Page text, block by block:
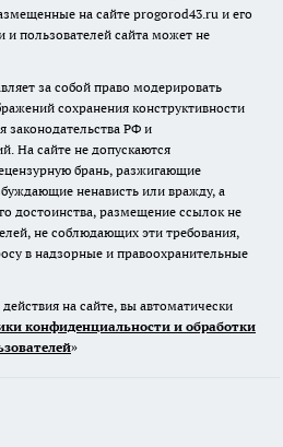
на сайте progorod43.ru и его
и пользователей сайта может не
за собой право модерировать
сохранения конструктивности
законодательства РФ и
На сайте не допускаются
брань, разжигающие
ненависть или вражду, а
достоинства, размещение ссылок не
не соблюдающих эти требования,
в надзорные и правоохранительные
на сайте, вы автоматически
конфиденциальности и обработки
»